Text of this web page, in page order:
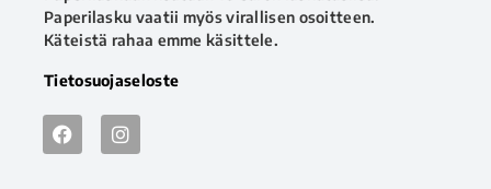
Paperilasku vaatii myös virallisen osoitteen.
Käteistä rahaa emme käsittele.
Tietosuojaseloste